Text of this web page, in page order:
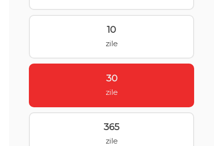
10
zile
30
zile
365
zile